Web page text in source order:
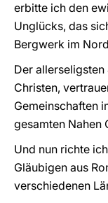
erbitte ich den
Unglücks, das
Bergwerk im
Der
Christen,
Gemeinschaften
gesamten Nahen
Und nun richte
Gläubigen aus
verschiedenen